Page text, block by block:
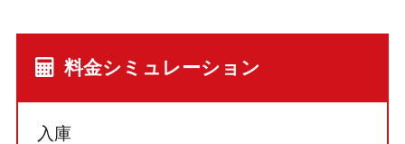
料金シミュレーション
入庫